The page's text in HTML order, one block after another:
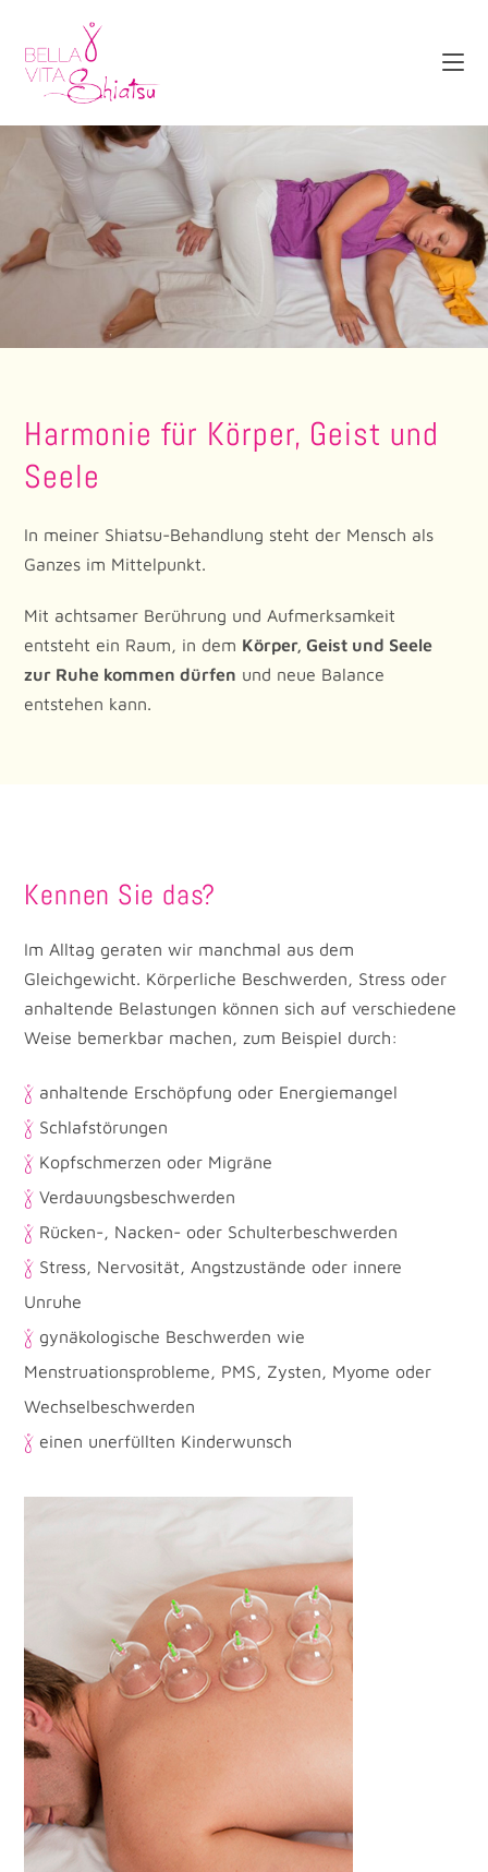
springen
Harmonie für Körper, Geist und
Seele
In meiner Shiatsu-Behandlung steht der Mensch als
Ganzes im Mittelpunkt.
Mit achtsamer Berührung und Aufmerksamkeit
entsteht ein Raum, in dem Körper, Geist und Seele
zur Ruhe kommen dürfen und neue Balance
entstehen kann.
Kennen Sie das?
Im Alltag geraten wir manchmal aus dem
Gleichgewicht. Körperliche Beschwerden, Stress oder
anhaltende Belastungen können sich auf verschiedene
Weise bemerkbar machen, zum Beispiel durch:
anhaltende Erschöpfung oder Energiemangel
Schlafstörungen
Kopfschmerzen oder Migräne
Verdauungsbeschwerden
Rücken-, Nacken- oder Schulterbeschwerden
Stress, Nervosität, Angstzustände oder innere
Unruhe
gynäkologische Beschwerden wie
Menstruationsprobleme, PMS, Zysten, Myome oder
Wechselbeschwerden
einen unerfüllten Kinderwunsch